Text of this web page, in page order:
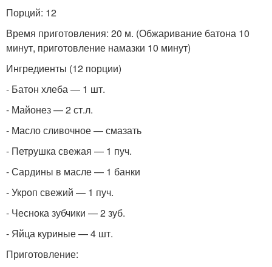
Порций: 12
Время приготовления: 20 м. (Обжаривание батона 10
минут, приготовление намазки 10 минут)
Ингредиенты (12 порции)
- Батон хлеба — 1 шт.
- Майонез — 2 ст.л.
- Масло сливочное — смазать
- Петрушка свежая — 1 пуч.
- Сардины в масле — 1 банки
- Укроп свежий — 1 пуч.
- Чеснока зубчики — 2 зуб.
- Яйца куриные — 4 шт.
Приготовление: